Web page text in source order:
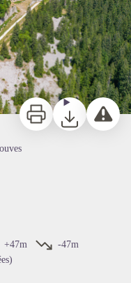
en plein écran
ImprimerTéléchargerSignaler
+47m
-47m